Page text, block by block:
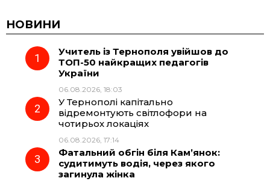
c
e
o
k
e
r
a
m
t
A
НОВИНИ
Учитель із Тернополя увійшов до
ТОП-50 найкращих педагогів
України
06.08.2026, 18:03
У Тернополі капітально
відремонтують світлофори на
чотирьох локаціях
06.08.2026, 17:14
Фатальний обгін біля Кам’янок:
судитимуть водія, через якого
загинула жінка